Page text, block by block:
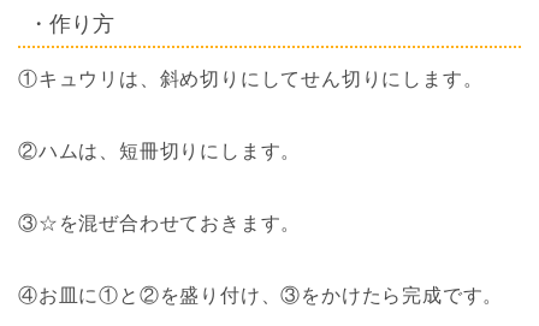
・作り方
①キュウリは、斜め切りにしてせん切りにします。
②ハムは、短冊切りにします。
③☆を混ぜ合わせておきます。
④お皿に①と②を盛り付け、③をかけたら完成です。